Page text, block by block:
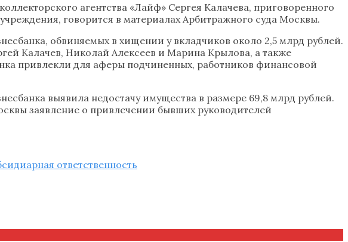
агентства «Лайф» Сергея Калачева, приговоренного
говорится в материалах Арбитражного суда Москвы.
обвиняемых в хищении у вкладчиков около 2,5 млрд рублей.
Калачев, Николай Алексеев и Марина Крылова, а также
привлекли для аферы подчиненных, работников финансовой
выявила недостачу имущества в размере 69,8 млрд рублей.
заявление о привлечении бывших руководителей
ответственность